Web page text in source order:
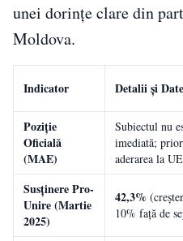
unei dorințe clare din
Moldova.
Indicator Detalii și
Poziție
Oficială
(MAE)
Subiectul nu
imediată;
aderarea la
Susținere Pro-
Unire (Martie
2025)
42,3%
10% față de